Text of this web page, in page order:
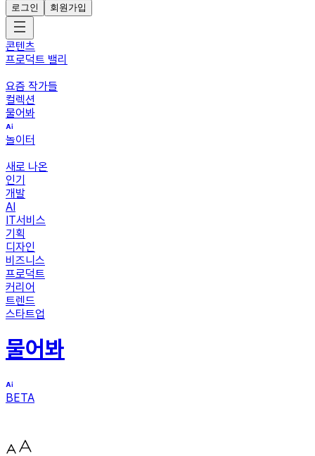
로그인
회원가입
콘텐츠
프로덕트 밸리
요즘 작가들
컬렉션
물어봐
놀이터
새로 나온
인기
개발
AI
IT서비스
기획
디자인
비즈니스
프로덕트
커리어
트렌드
스타트업
물어봐
BETA